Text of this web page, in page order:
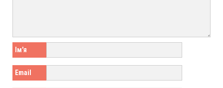
Ім'я
Email